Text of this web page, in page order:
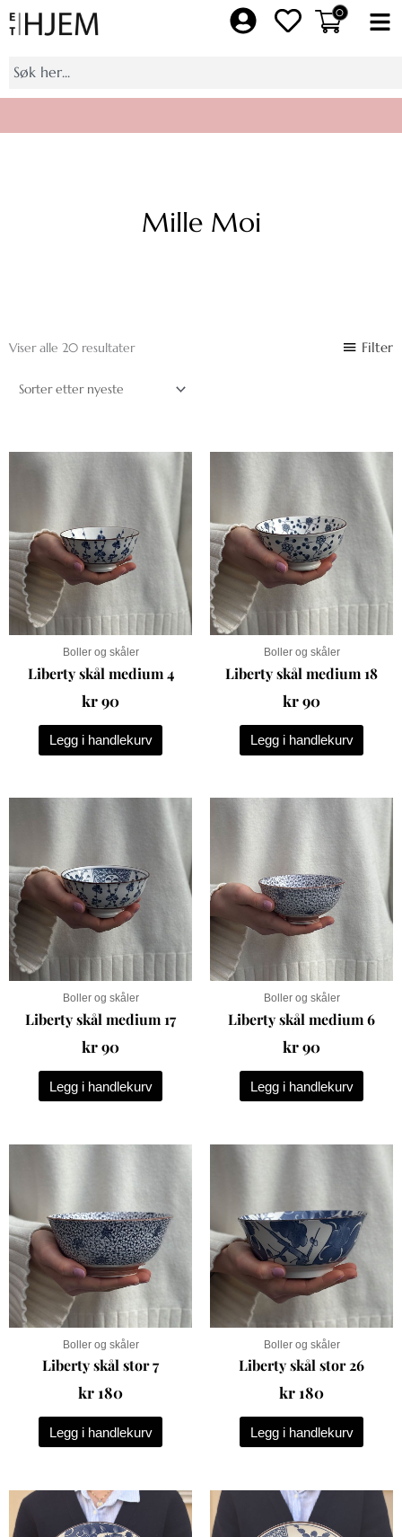
rett
innholdet
Søk
0
Mille Moi
Viser alle 20 resultaterSortert Filter
Boller og skåler
Liberty skål medium 4
kr90
Legg i handlekurv
Boller og skåler
Liberty skål medium 18
kr90
Legg i handlekurv
Boller og skåler
Liberty skål medium 17
kr90
Legg i handlekurv
Boller og skåler
Liberty skål medium 6
kr90
Legg i handlekurv
Boller og skåler
Liberty skål stor 7
kr 180
Legg i handlekurv
Boller og skåler
Liberty skål stor 26
kr 180
Legg i handlekurv